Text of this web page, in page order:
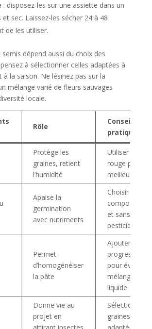
: disposez-les sur une assiette dans un
sec. Laissez-les sécher 24 à 48
de les utiliser.
dépend aussi du choix des
à sélectionner celles adaptées à
la saison. Ne lésinez pas sur la
mélange varié de fleurs sauvages
locale.
Rôle
Conseils
pratiques
Protège les
graines, retient
l’humidité
Utiliser de
rouge pour
meilleure
Apaise la
germination
avec nutriments
Choisir un
compost riche
et sans
pesticides
Permet
d’homogénéiser
la pâte
Ajouter
pour éviter un
mélange trop
liquide
Donne vie au
projet en
attirant insectes
Sélectionner
graines de
adaptées à la